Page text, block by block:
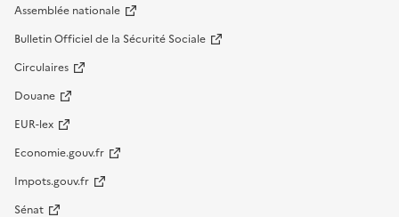
Assemblée nationale
Bulletin Officiel de la Sécurité Sociale
Circulaires
Douane
EUR-lex
Economie.gouv.fr
Impots.gouv.fr
Sénat